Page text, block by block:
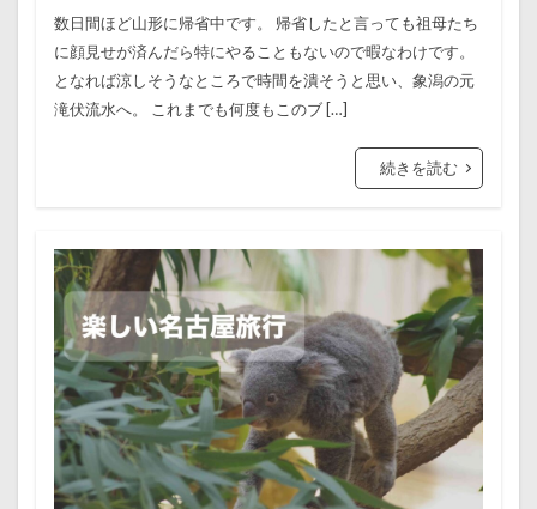
数日間ほど山形に帰省中です。 帰省したと言っても祖母たち
に顔見せが済んだら特にやることもないので暇なわけです。
となれば涼しそうなところで時間を潰そうと思い、象潟の元
滝伏流水へ。 これまでも何度もこのブ […]
続きを読む